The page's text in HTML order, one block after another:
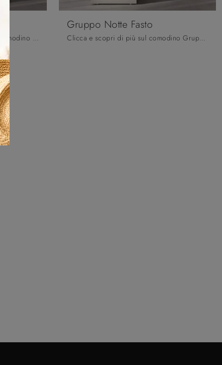
Clicca e ottieni informazioni sul comodino Gruppo Notte Chiara: Comodini e cassettiere di Orme sono ideali per spazi moderni.
Gruppo Notte Fasto
Clicca e scopri di più sul comodino Gruppo Notte Fasto: Comodini e mobili con cassetti di Orme sono ideali per spazi moderni.